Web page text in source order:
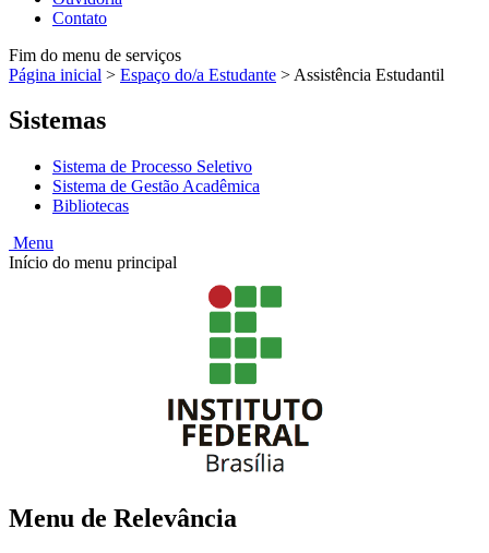
Contato
Fim do menu de serviços
Página inicial > Espaço do/a Estudante > Assistência Estudantil
Sistemas
Sistema de Processo Seletivo
Sistema de Gestão Acadêmica
Bibliotecas
Menu
Início do menu principal
Menu de Relevância